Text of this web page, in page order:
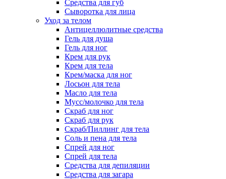
Средства для губ
Сыворотка для лица
Уход за телом
Антицеллюлитные средства
Гель для душа
Гель для ног
Крем для рук
Крем для тела
Крем/маска для ног
Лосьон для тела
Масло для тела
Мусс/молочко для тела
Скраб для ног
Скраб для рук
Скраб/Пиллинг для тела
Соль и пена для тела
Спрей для ног
Спрей для тела
Средства для депиляции
Средства для загара